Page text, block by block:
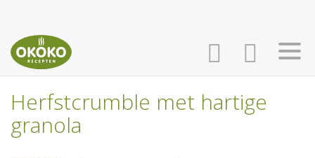
INLOGGEN
HOME
Herfstcrumble met hartige
granola